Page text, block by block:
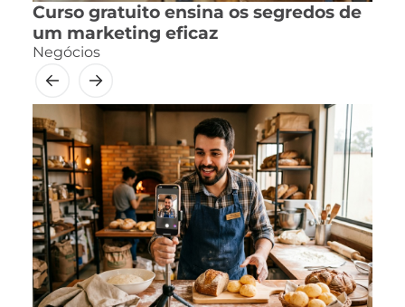
Curso gratuito ensina os segredos de
um marketing eficaz
Negócios